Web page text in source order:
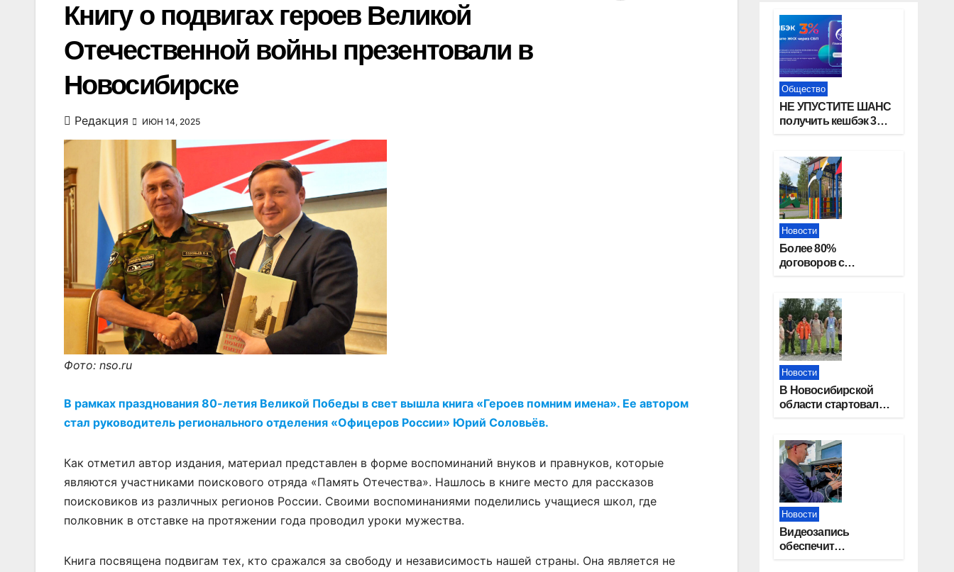
Книгу о подвигах героев Великой
Отечественной войны презентовали в
Новосибирске
Редакция ИЮН 14, 2025
Фото: nso.ru
В рамках празднования 80-летия Великой Победы в свет вышла книга «Героев помним имена». Ее автором
стал руководитель регионального отделения «Офицеров России» Юрий Соловьёв.
Как отметил автор издания, материал представлен в форме воспоминаний внуков и правнуков, которые
являются участниками поискового отряда «Память Отечества». Нашлось в книге место для рассказов
поисковиков из различных регионов России. Своими воспоминаниями поделились учащиеся школ, где
полковник в отставке на протяжении года проводил уроки мужества.
Книга посвящена подвигам тех, кто сражался за свободу и независимость нашей страны. Она является не
Общество
НЕ УПУСТИТЕ ШАНС
получить кешбэк 3%
Новости
Более 80%
договоров с
Новосибирской
области оформили
онлайн
Новости
В Новосибирской
области стартовал
Новости
Видеозапись
обеспечит